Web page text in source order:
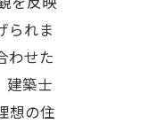
られま
わせた
建築士
想の住